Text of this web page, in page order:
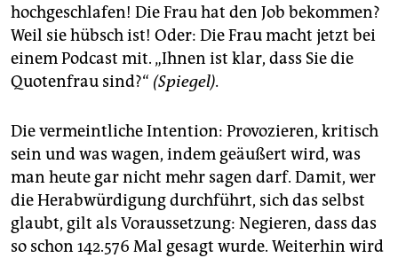
hochgeschlafen! Die Frau hat den Job bekommen?
Weil sie hübsch ist! Oder: Die Frau macht jetzt bei
einem Podcast mit. „Ihnen ist klar, dass Sie die
Quotenfrau sind?“ (Spiegel).
Die vermeintliche Intention: Provozieren, kritisch
sein und was wagen, indem geäußert wird, was
man heute gar nicht mehr sagen darf. Damit, wer
die Herabwürdigung durchführt, sich das selbst
glaubt, gilt als Voraussetzung: Negieren, dass das
so schon 142.576 Mal gesagt wurde. Weiterhin wird